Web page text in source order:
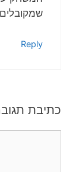
Reply
כתיבת